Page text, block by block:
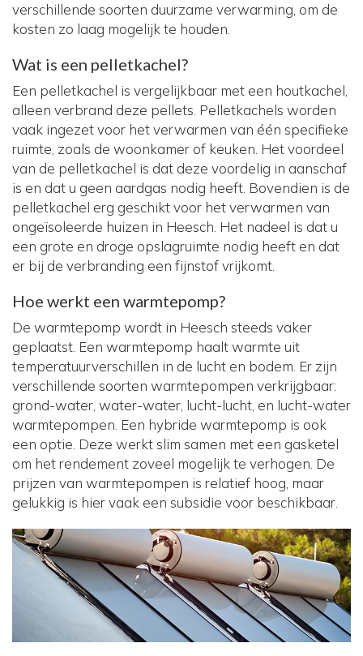
verschillende soorten duurzame verwarming, om de
kosten zo laag mogelijk te houden.
Wat is een pelletkachel?
Een pelletkachel is vergelijkbaar met een houtkachel,
alleen verbrand deze pellets. Pelletkachels worden
vaak ingezet voor het verwarmen van één specifieke
ruimte, zoals de woonkamer of keuken. Het voordeel
van de pelletkachel is dat deze voordelig in aanschaf
is en dat u geen aardgas nodig heeft. Bovendien is de
pelletkachel erg geschikt voor het verwarmen van
ongeïsoleerde huizen in Heesch. Het nadeel is dat u
een grote en droge opslagruimte nodig heeft en dat
er bij de verbranding een fijnstof vrijkomt.
Hoe werkt een warmtepomp?
De warmtepomp wordt in Heesch steeds vaker
geplaatst. Een warmtepomp haalt warmte uit
temperatuurverschillen in de lucht en bodem. Er zijn
verschillende soorten warmtepompen verkrijgbaar:
grond-water, water-water, lucht-lucht, en lucht-water
warmtepompen. Een hybride warmtepomp is ook
een optie. Deze werkt slim samen met een gasketel
om het rendement zoveel mogelijk te verhogen. De
prijzen van warmtepompen is relatief hoog, maar
gelukkig is hier vaak een subsidie voor beschikbaar.